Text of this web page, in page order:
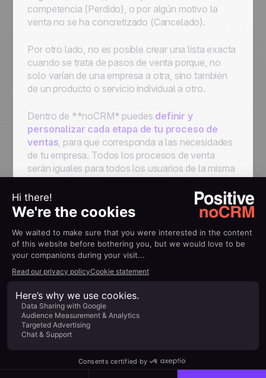
competencia (Perdido), o por algún motivo la
venta no se ha concretizado (Cancelado).
Por otro lado, no es posible crear una lista exacta
cuando se trata de pasos de venta porque, no
solo varían de una empresa a otra, sino también
de un producto o servicio individual a otro.
Dentro de **noCRM* puedes definir y
personalizar cada etapa de tu proceso de
ventas, para que corresponda a las necesidades
de tu empresa. Todos los procesos de venta
serán iguales para todos los usuarios de la misma
> Reunidos > Propuesta > Negociación.Pero,
los estatus de los leads no podrán definirse ni
personalizarse nunca. Son lo que constan:Para
Hoy! / Standby / Ganado / Perdido / Cancelado.
Te sugerimos que no crees demasiados etapas de